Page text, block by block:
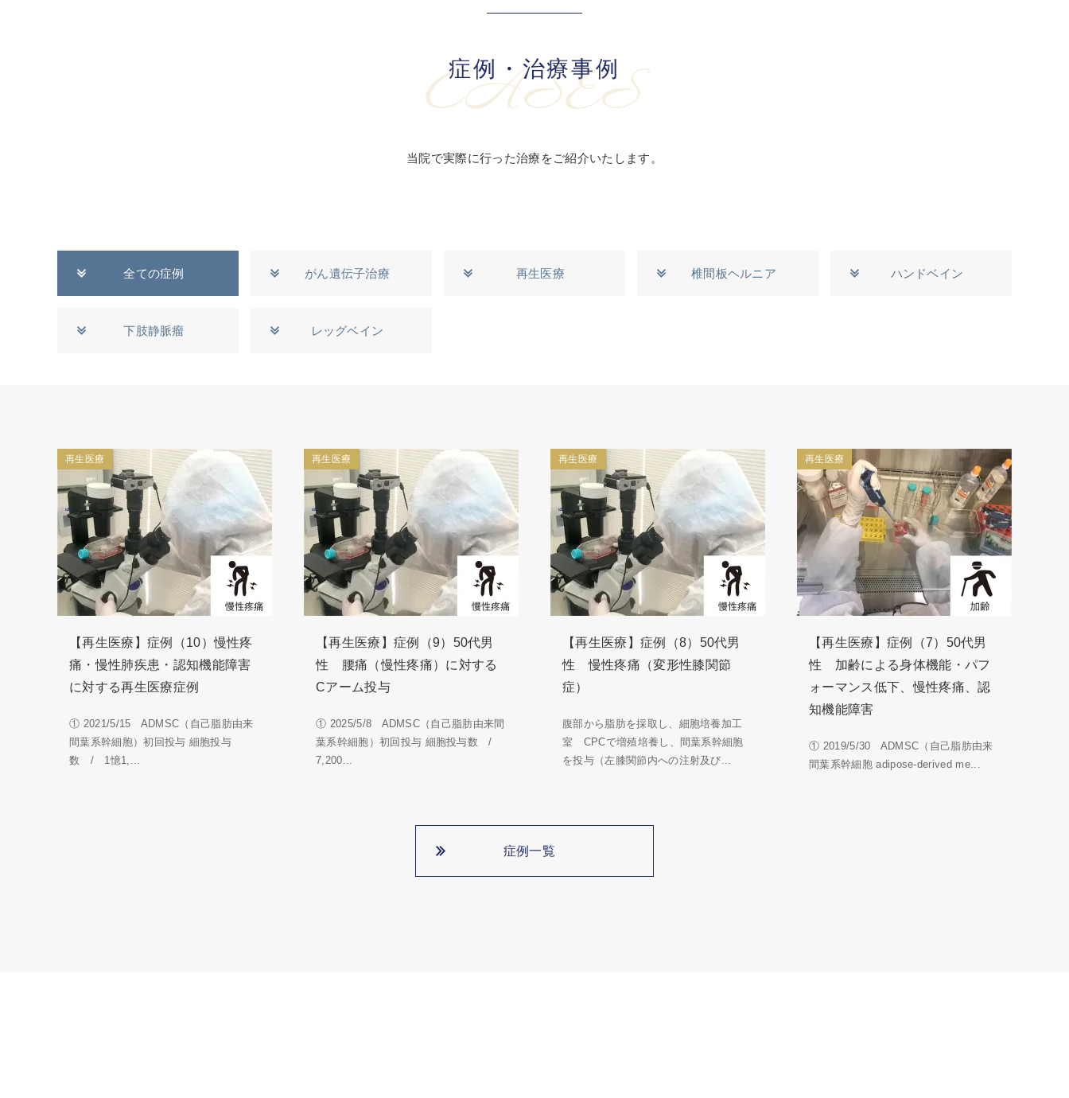
症例・治療事例
CASES
当院で実際に行った治療をご紹介いたします。
全ての症例 がん遺伝子治療 再生医療 椎間板ヘルニア ハンドベイン
下肢静脈瘤 レッグベイン
再生医療
【再生医療】症例（10）慢性疼
痛・慢性肺疾患・認知機能障害
に対する再生医療症例
① 2021/5/15 ADMSC（自己脂肪由来
間葉系幹細胞）初回投与 細胞投与
数 / 1憶1,...
再生医療
【再生医療】症例（9）50代男
性 腰痛（慢性疼痛）に対する
Cアーム投与
① 2025/5/8 ADMSC（自己脂肪由来間
葉系幹細胞）初回投与 細胞投与数 /
7,200...
再生医療
【再生医療】症例（8）50代男
性 慢性疼痛（変形性膝関節
症）
腹部から脂肪を採取し、細胞培養加工
室 CPCで増殖培養し、間葉系幹細胞
を投与（左膝関節内への注射及び...
再生医療
【再生医療】症例（7）50代男
性 加齢による身体機能・パフ
ォーマンス低下、慢性疼痛、認
知機能障害
① 2019/5/30 ADMSC（自己脂肪由来
間葉系幹細胞 adipose-derived me...
症例一覧